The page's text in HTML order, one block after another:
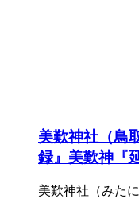
美歎神社（鳥
録』美歎神『
美歎神社（みた